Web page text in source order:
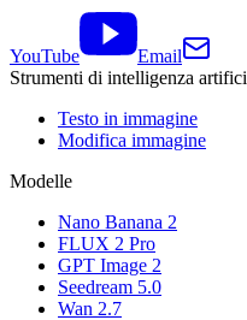
YouTube
Email
Strumenti di intelligenza
Testo in immagine
Modifica immagine
Modelle
Nano Banana 2
FLUX 2 Pro
GPT Image 2
Seedream 5.0
Wan 2.7